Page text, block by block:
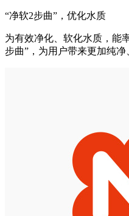
“净软2步曲”，优化水质
为有效净化、软化水质，能
步曲”，为用户带来更加纯净